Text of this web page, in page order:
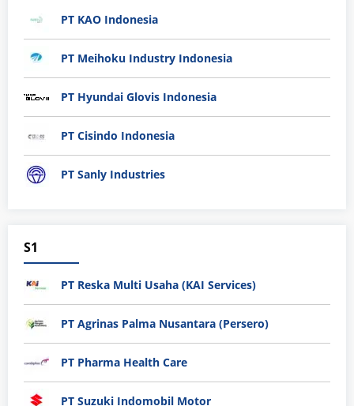
PT KAO Indonesia
PT Meihoku Industry Indonesia
PT Hyundai Glovis Indonesia
PT Cisindo Indonesia
PT Sanly Industries
S1
PT Reska Multi Usaha (KAI Services)
PT Agrinas Palma Nusantara (Persero)
PT Pharma Health Care
PT Suzuki Indomobil Motor